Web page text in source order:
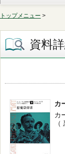
トップメニュー >
資料
カ
カ